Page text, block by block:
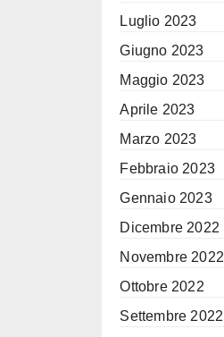
Luglio 2023
Giugno 2023
Maggio 2023
Aprile 2023
Marzo 2023
Febbraio 2023
Gennaio 2023
Dicembre 2022
Novembre 2022
Ottobre 2022
Settembre 2022